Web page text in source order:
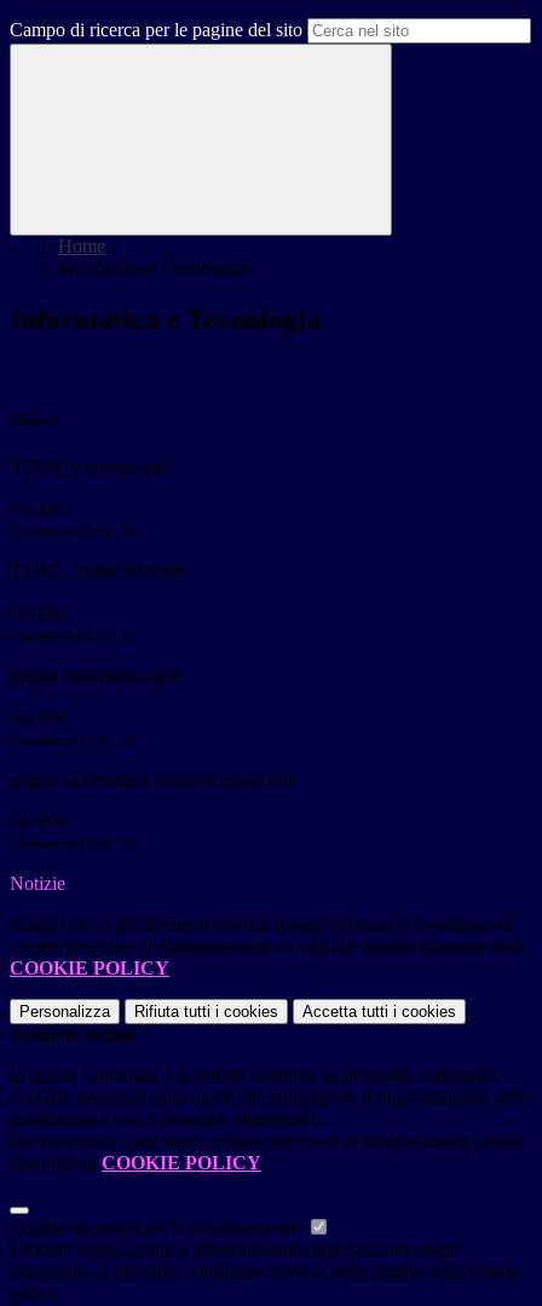
Campo di ricerca per le pagine del sito
Home >
Informatica e Tecnologia
Informatica e Tecnologia
Allegati
TTRG_Cartaceo.pdf
File PDF
Contatore click: 36
TTRG_AutoCAD.pdf
File PDF
Contatore click: 31
griglia informatica.pdf
File PDF
Contatore click: 38
griglia informatica seconda prova.pdf
File PDF
Contatore click: 33
Notizie
Questo sito o gli strumenti terzi da questo utilizzati si avvalgono di
cookie necessari al funzionamento ed utili alle finalità illustrate nella
COOKIE POLICY.
Personalizza Rifiuta tutti i cookies Accetta tutti i cookies
Gestione cookie
In questa schermata è possibile scegliere quali cookie consentire.
I cookie necessari sono quelli che consentono il funzionamento della
piattaforma e non è possibile disabilitarli.
Per conoscere quali sono i cookie necessari al funzionamento potete
visionare la COOKIE POLICY.
Cookie necessari per il funzionamento
I cookie necessari per il funzionamento non possono essere
disabilitati. È possibile consultare l'elenco nella pagina della cookie
policy.